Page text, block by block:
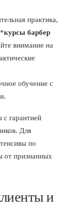
практика,
курсы барбер
внимание на
обучение с
с гарантией
Для
по
от признанных
и